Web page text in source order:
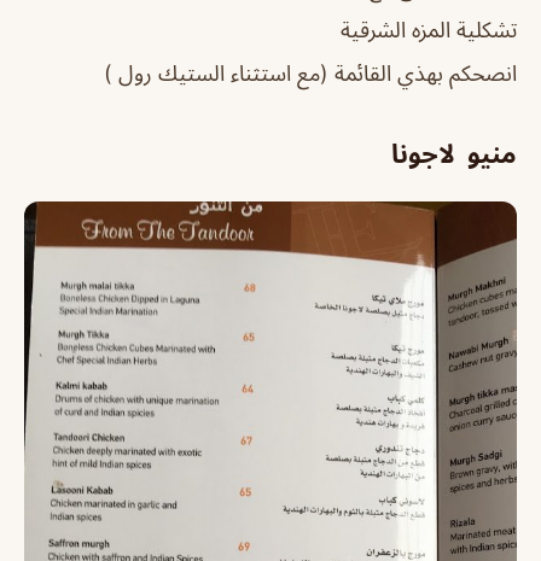
تشكلية المزه الشرقية
انصحكم بهذي القائمة (مع استثناء الستيك رول )
منيو لاجونا